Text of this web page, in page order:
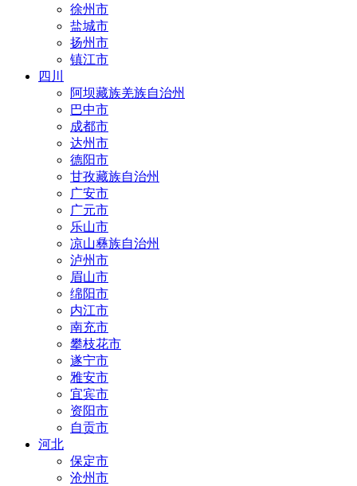
徐州市
盐城市
扬州市
镇江市
四川
阿坝藏族羌族自治州
巴中市
成都市
达州市
德阳市
甘孜藏族自治州
广安市
广元市
乐山市
凉山彝族自治州
泸州市
眉山市
绵阳市
内江市
南充市
攀枝花市
遂宁市
雅安市
宜宾市
资阳市
自贡市
河北
保定市
沧州市